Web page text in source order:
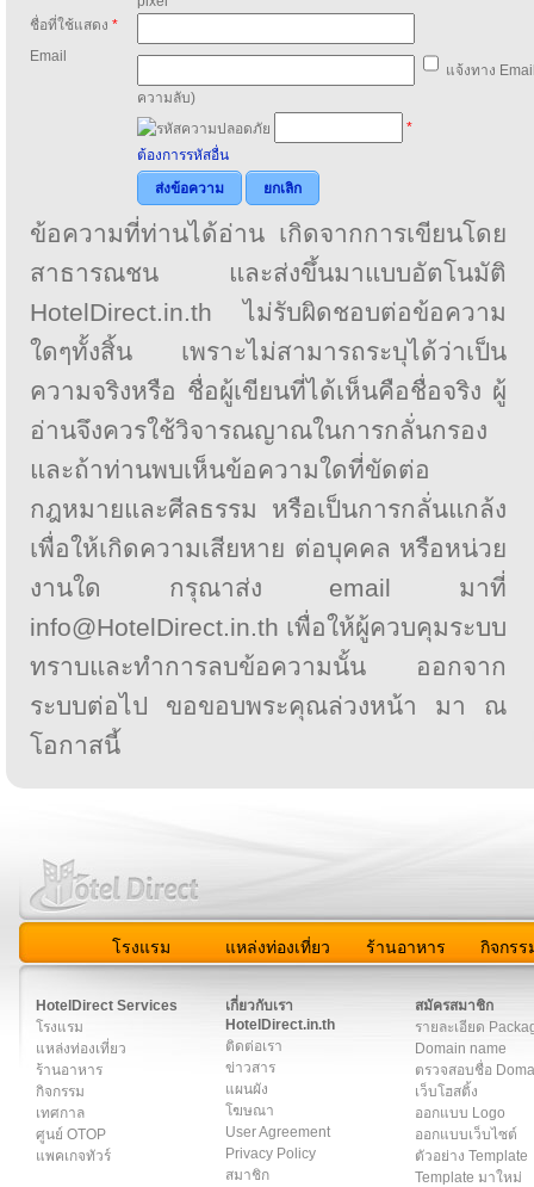
ชื่อที่ใช้แสดง *
Email
แจ้งทาง
ความลับ)
*
ต้องการรหัสอื่น
ส่งข้อความ
ยกเลิก
ข้อความที่ท่านได้อ่าน เกิดจากการเขียนโดย
สาธารณชน และส่งขึ้นมาแบบอัตโนมัติ
HotelDirect.in.th ไม่รับผิดชอบต่อข้อความ
ใดๆทั้งสิ้น เพราะไม่สามารถระบุได้ว่าเป็น
ความจริงหรือ ชื่อผู้เขียนที่ได้เห็นคือชื่อจริง ผู้
อ่านจึงควรใช้วิจารณญาณในการกลั่นกรอง
และถ้าท่านพบเห็นข้อความใดที่ขัดต่อ
กฎหมายและศีลธรรม หรือเป็นการกลั่นแกล้ง
เพื่อให้เกิดความเสียหาย ต่อบุคคล หรือหน่วย
งานใด กรุณาส่ง email มาที่
info@HotelDirect.in.th เพื่อให้ผู้ควบคุมระบบ
ทราบและทำการลบข้อความนั้น ออกจาก
ระบบต่อไป ขอขอบพระคุณล่วงหน้า มา ณ
โอกาสนี้
โรงแรม แหล่งท่องเที่ยว ร้านอาหาร กิจกรร
HotelDirect Services
โรงแรม
แหล่งท่องเที่ยว
ร้านอาหาร
กิจกรรม
เทศกาล
ศูนย์ OTOP
แพคเกจทัวร์
เกี่ยวกับเรา
HotelDirect.in.th
ติดต่อเรา
ข่าวสาร
แผนผัง
โฆษณา
User Agreement
Privacy Policy
สมาชิก
สมัครสมาชิก
รายละเอียด
Domain name
ตรวจสอบชื่อ
เว็บโฮสติ้ง
ออกแบบ Logo
ออกแบบเว็บไซต์
ตัวอย่าง Template
Template มาใหม่